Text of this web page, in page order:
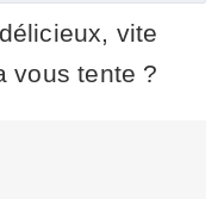
délicieux, vite
vous tente ?